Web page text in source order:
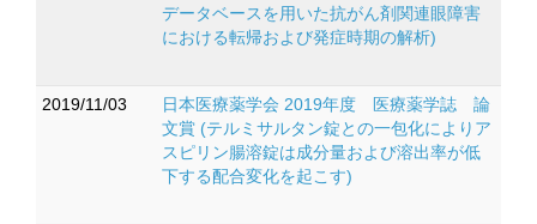
データベースを用いた抗がん剤関連眼障害
における転帰および発症時期の解析)
2019/11/03
日本医療薬学会 2019年度 医療薬学誌 論
文賞 (テルミサルタン錠との一包化によりア
スピリン腸溶錠は成分量および溶出率が低
下する配合変化を起こす)